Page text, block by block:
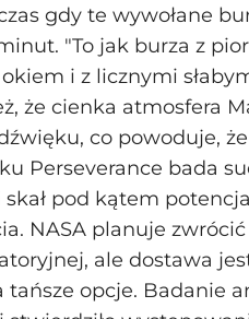
gdy te wywołane
"To jak burza z
i z licznymi
że cienka atmosfera
co powoduje,
Perseverance bada
skał pod kątem
NASA planuje
ale dostawa
opcje. Badanie